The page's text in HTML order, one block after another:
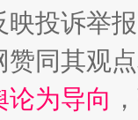
映投诉举
赞同其观
论为导向